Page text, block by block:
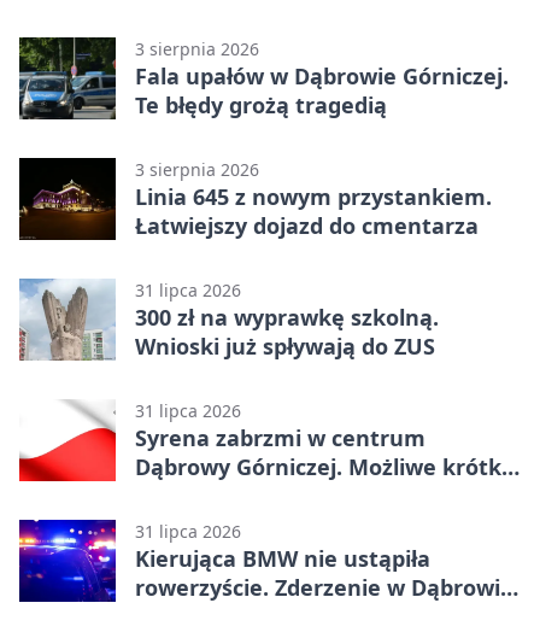
3 sierpnia 2026
Fala upałów w Dąbrowie Górniczej.
Te błędy grożą tragedią
3 sierpnia 2026
Linia 645 z nowym przystankiem.
Łatwiejszy dojazd do cmentarza
31 lipca 2026
300 zł na wyprawkę szkolną.
Wnioski już spływają do ZUS
31 lipca 2026
Syrena zabrzmi w centrum
Dąbrowy Górniczej. Możliwe krótkie
31 lipca 2026
Kierująca BMW nie ustąpiła
rowerzyście. Zderzenie w Dąbrowie